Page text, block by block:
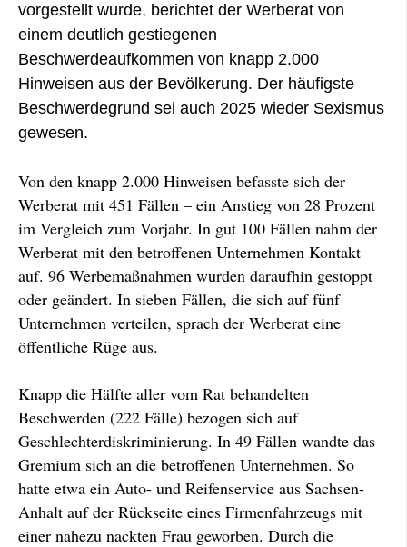
vorgestellt wurde, berichtet der Werberat von
einem deutlich gestiegenen
Beschwerdeaufkommen von knapp 2.000
Hinweisen aus der Bevölkerung. Der häufigste
Beschwerdegrund sei auch 2025 wieder Sexismus
gewesen.
Von den knapp 2.000 Hinweisen befasste sich der
Werberat mit 451 Fällen – ein Anstieg von 28 Prozent
im Vergleich zum Vorjahr. In gut 100 Fällen nahm der
Werberat mit den betroffenen Unternehmen Kontakt
auf. 96 Werbemaßnahmen wurden daraufhin gestoppt
oder geändert. In sieben Fällen, die sich auf fünf
Unternehmen verteilen, sprach der Werberat eine
öffentliche Rüge aus.
Knapp die Hälfte aller vom Rat behandelten
Beschwerden (222 Fälle) bezogen sich auf
Geschlechterdiskriminierung. In 49 Fällen wandte das
Gremium sich an die betroffenen Unternehmen. So
hatte etwa ein Auto- und Reifenservice aus Sachsen-
Anhalt auf der Rückseite eines Firmenfahrzeugs mit
einer nahezu nackten Frau geworben. Durch die